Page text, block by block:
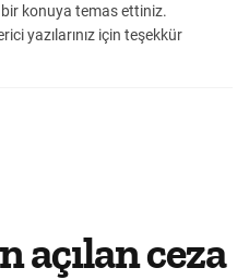
konuya temas ettiniz.
yazılarınız için teşekkür
açılan ceza